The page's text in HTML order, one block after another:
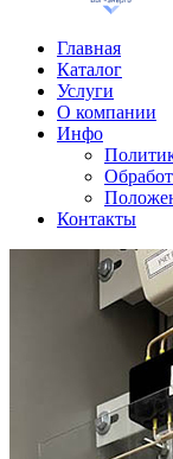
Главная
Каталог
Услуги
О компании
Инфо
Контакты